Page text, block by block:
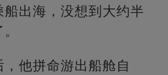
出海，没想到大约半
他拼命游出船舱自